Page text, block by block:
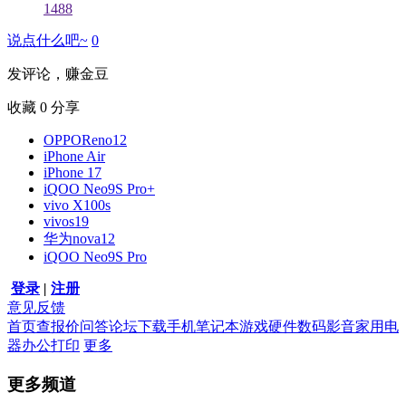
1488
说点什么吧~ 0
发评论，赚金豆
收藏 0 分享
OPPOReno12
iPhone Air
iPhone 17
iQOO Neo9S Pro+
vivo X100s
vivos19
华为nova12
iQOO Neo9S Pro
登录 | 注册
意见反馈
首页查报价问答论坛下载手机笔记本游戏硬件数码影音家用电
器办公打印 更多
更多频道